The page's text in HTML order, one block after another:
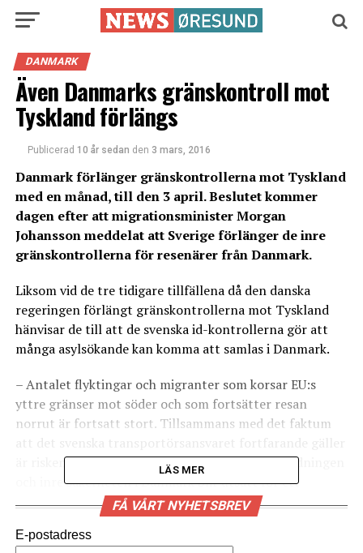
DANMARK
Även Danmarks gränskontroll mot
Tyskland förlängs
Publicerad 10 år sedan den 3 mars, 2016
Danmark förlänger gränskontrollerna mot Tyskland
med en månad, till den 3 april. Beslutet kommer
dagen efter att migrationsminister Morgan
Johansson meddelat att Sverige förlänger de inre
gränskontrollerna för resenärer från Danmark.
Liksom vid de tre tidigare tillfällena då den danska
regeringen förlängt gränskontrollerna mot Tyskland
hänvisar de till att de svenska id-kontrollerna gör att
många asylsökande kan komma att samlas i Danmark.
– Antalet flyktingar och migranter som korsar EU:s
yttre gränser mot söder och som fortsätter resan
norrut är fortsatt stort. Tillsammans med det faktum
är risken ännu allvarlig för att den offentliga ordningen
och inre säkerheten i Danmark blir utsatt för ett
allvarligt hot om vi upphäver gränskontrollen vid
nuvarande tidpunkt, skriver utlännings- och
integrationsminister Inger Støjberg (Venstre) i ett brev
LÄS MER
FÅ VÅRT NYHETSBREV
E-postadress